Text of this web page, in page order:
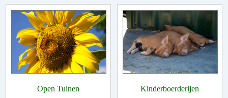
Open Tuinen Kinderboerderijen